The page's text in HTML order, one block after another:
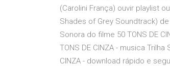
(Carolini França) ouvir playlist
Shades of Grey Soundtrack)
Sonora do filme 50 TONS DE
TONS DE CINZA - musica
CINZA - download rápido e